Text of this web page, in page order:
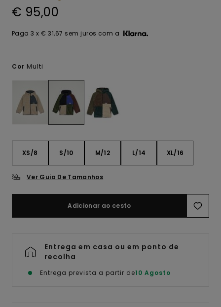
€ 95,00
Paga 3 x € 31,67 sem juros com a
Cor Multi
XS/8 S/10 M/12 L/14 XL/16
Ver Guia De Tamanhos
Adicionar ao cesto
Entrega em casa ou em ponto de
recolha
Entrega prevista a partir de10 Agosto